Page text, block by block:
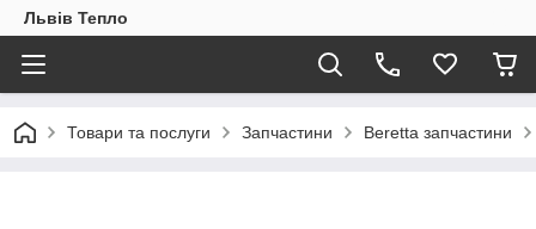
Львів Тепло
Товари та послуги Запчастини Beretta запчастини